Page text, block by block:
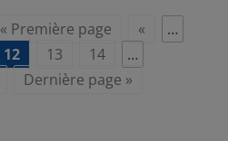
« Première page «
…
12 13 14
…
Dernière page »